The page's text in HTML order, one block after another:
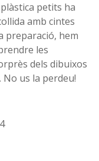
petits ha
amb cintes
preparació, hem
les
dels dibuixos
us la perdeu!